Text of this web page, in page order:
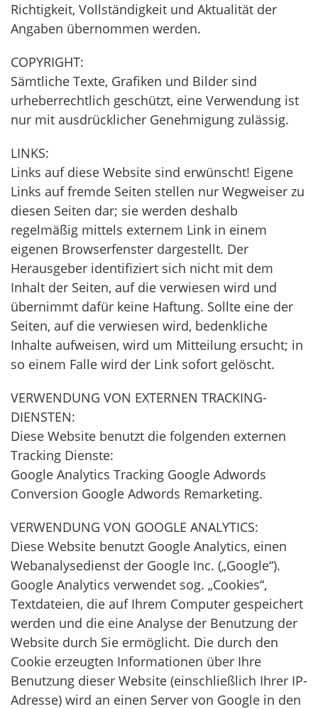
Richtigkeit, Vollständigkeit und Aktualität der
Angaben übernommen werden.
COPYRIGHT:
Sämtliche Texte, Grafiken und Bilder sind
urheberrechtlich geschützt, eine Verwendung ist
nur mit ausdrücklicher Genehmigung zulässig.
LINKS:
Links auf diese Website sind erwünscht! Eigene
Links auf fremde Seiten stellen nur Wegweiser zu
diesen Seiten dar; sie werden deshalb
regelmäßig mittels externem Link in einem
eigenen Browserfenster dargestellt. Der
Herausgeber identifiziert sich nicht mit dem
Inhalt der Seiten, auf die verwiesen wird und
übernimmt dafür keine Haftung. Sollte eine der
Seiten, auf die verwiesen wird, bedenkliche
Inhalte aufweisen, wird um Mitteilung ersucht; in
so einem Falle wird der Link sofort gelöscht.
VERWENDUNG VON EXTERNEN TRACKING-
DIENSTEN:
Diese Website benutzt die folgenden externen
Tracking Dienste:
Google Analytics Tracking Google Adwords
Conversion Google Adwords Remarketing.
VERWENDUNG VON GOOGLE ANALYTICS:
Diese Website benutzt Google Analytics, einen
Webanalysedienst der Google Inc. („Google“).
Google Analytics verwendet sog. „Cookies“,
Textdateien, die auf Ihrem Computer gespeichert
werden und die eine Analyse der Benutzung der
Website durch Sie ermöglicht. Die durch den
Cookie erzeugten Informationen über Ihre
Benutzung dieser Website (einschließlich Ihrer IP-
Adresse) wird an einen Server von Google in den